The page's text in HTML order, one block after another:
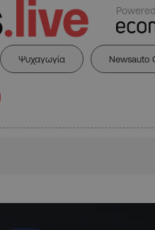
Ψυχαγωγία Newsauto